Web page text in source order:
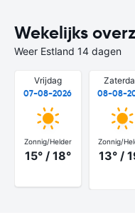
Wekelijks
Weer Estland 14 dagen
Vrijdag
07-08-2026
Zonnig/Helder
15° / 18°
08-08-
Zonnig/
13° /